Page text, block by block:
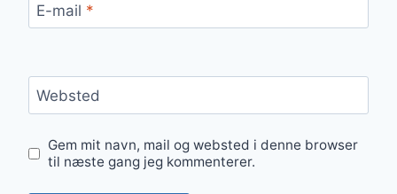
E-mail *
Websted
Gem mit navn, mail og websted i denne browser
til næste gang jeg kommenterer.